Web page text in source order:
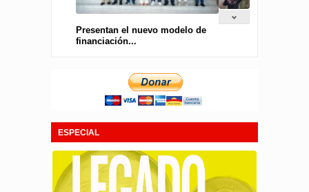
Presentan el nuevo modelo de
financiación...
ESPECIAL